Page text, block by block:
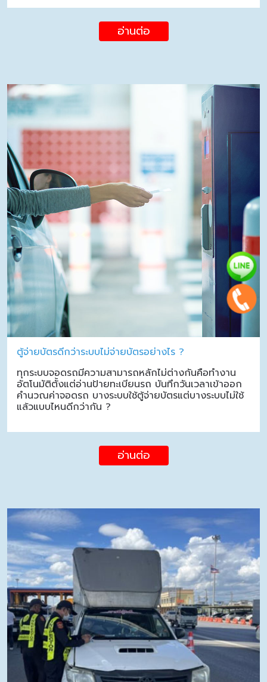
อ่านต่อ
ตู้จ่ายบัตรดีกว่าระบบไม่จ่ายบัตรอย่างไร ?
ทุกระบบจอดรถมีความสามารถหลักไม่ต่างกันคือทำงาน
อัตโนมัติตั้งแต่อ่านป้ายทะเบียนรถ บันทึกวันเวลาเข้าออก
คำนวณค่าจอดรถ บางระบบใช้ตู้จ่ายบัตรแต่บางระบบไม่ใช้
แล้วแบบไหนดีกว่ากัน ?
อ่านต่อ